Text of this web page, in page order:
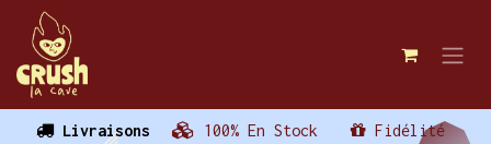
Se rendre au contenu
Livraisons 100% En Stock Fidélité